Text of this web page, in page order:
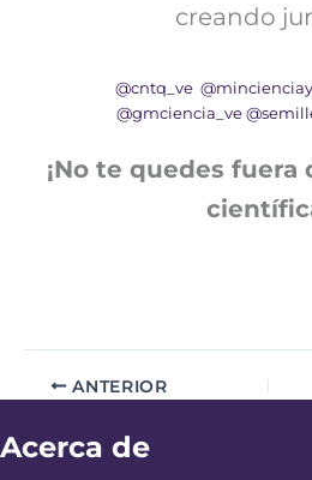
creando
@cntq_ve
@gmciencia_ve
¡No te quedes fuera
ANTERIOR
Acerca de